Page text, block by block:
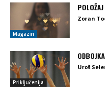
Magazin
Zoran
Priključenija
Uroš